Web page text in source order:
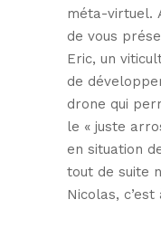
méta-virtuel.
de vous
Eric, un
de
drone qui
le « juste
en situation
tout de suite
Nicolas, c’est